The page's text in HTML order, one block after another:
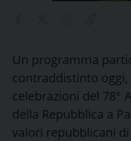
Un programma
contraddistinto
celebrazioni del 78°
della Repubblica a
valori repubblicani